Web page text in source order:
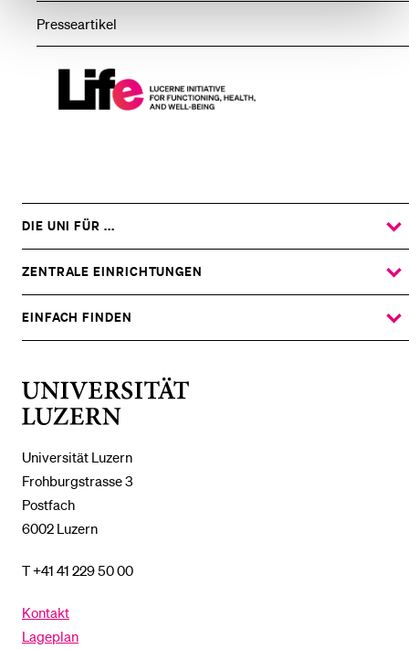
Presseartikel
Lucerne
Initiative
And
Well-
Being
Universität Luzern
Frohburgstrasse 3
Postfach
6002 Luzern
T +41 41 229 50 00
Kontakt
Lageplan
DIE UNI FÜR ...
ZEIGE
DAS
UNTERMENÜ
ZENTRALE EINRICHTUNGEN
ZEIGE
DAS
UNTERMENÜ
EINFACH FINDEN
ZEIGE
DAS